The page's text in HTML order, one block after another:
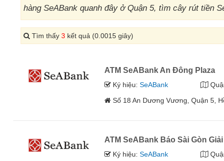
hàng SeABank quanh đây ở Quận 5, tìm cây rút tiền
Tìm thấy 3 kết quả (0.0015 giây)
ATM SeABank An Đông Plaza
Ký hiệu:SeABank
Số 18 An Dương Vương, Quận 5,
ATM SeABank Báo Sài Gòn
Ký hiệu:SeABank